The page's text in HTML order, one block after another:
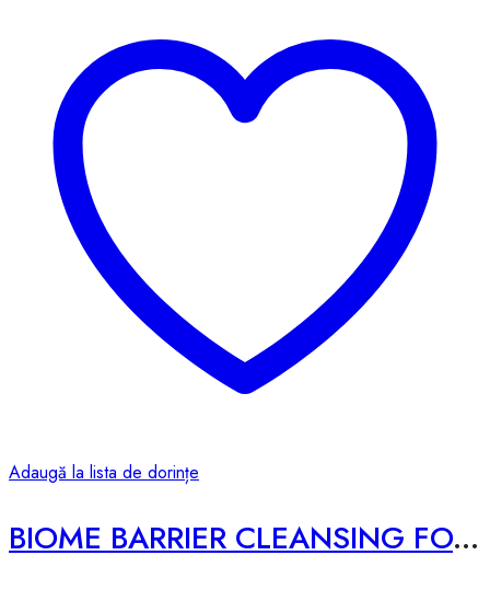
Adaugă la lista de dorințe
BIOME BARRIER CLEANSING FOAM – 120ml